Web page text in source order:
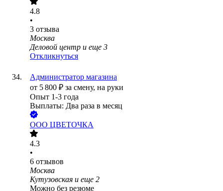
4.8
•
3 отзыва
Москва
Деловой центр и еще 3
Откликнуться
Администратор магазина
от 5 800 ₽ за смену, на руки
Опыт 1-3 года
Выплаты: Два раза в месяц
ООО ЦВЕТОЧКА
4.3
•
6 отзывов
Москва
Кутузовская и еще 2
Можно без резюме